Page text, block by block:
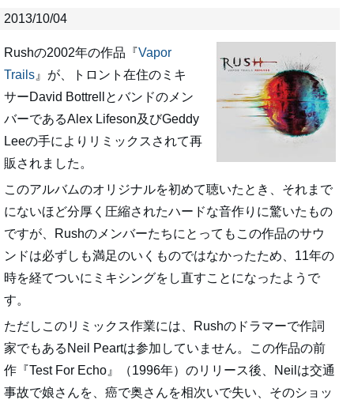
2013/10/04
Rushの2002年の作品『Vapor
Trails 』が、トロント在住のミキ
サーDavid Bottrellとバンドのメン
バーであるAlex Lifeson及びGeddy
Leeの手によりリミックスされて再
販されました。
このアルバムのオリジナルを初めて聴いたとき、それまで
にないほど分厚く圧縮されたハードな音作りに驚いたもの
ですが、Rushのメンバーたちにとってもこの作品のサウ
ンドは必ずしも満足のいくものではなかったため、11年の
時を経てついにミキシングをし直すことになったようで
す。
ただしこのリミックス作業には、Rushのドラマーで作詞
家でもあるNeil Peartは参加していません。この作品の前
作『Test For Echo』（1996年）のリリース後、Neilは交通
事故で娘さんを、癌で奥さんを相次いで失い、そのショッ